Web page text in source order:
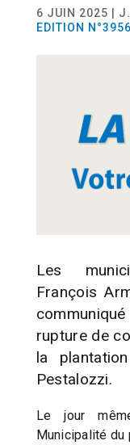
6 JUIN 2025 |
EDITION N°3956
Les
François
rupture de
la
Pestalozzi.
Le jour
Municipalité du